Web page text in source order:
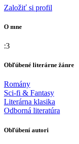
Založiť si profil
O mne
:3
Obľúbené literárne žánre
Romány
Sci-fi & Fantasy
Literárna klasika
Odborná literatúra
Obľúbení autori